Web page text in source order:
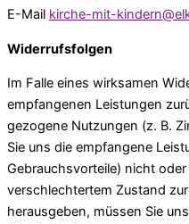
E-Mail kirche-mit-
Widerrufsfolgen
Im Falle eines wirksamen
empfangenen Leistungen
gezogene Nutzungen (z. B.
Sie uns die empfangene
Gebrauchsvorteile) nicht
verschlechtertem Zustand
herausgeben, müssen Sie